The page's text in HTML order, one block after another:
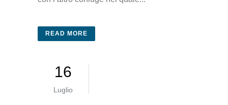
READ MORE
16
Luglio